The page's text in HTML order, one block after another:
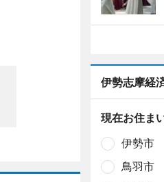
伊勢志摩経
現在お住ま
伊勢市
鳥羽市